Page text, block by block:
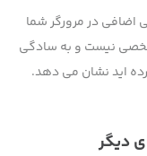
اضافی در مرورگر شما
نیست و به سادگی
اید نشان می دهد.
دیگر